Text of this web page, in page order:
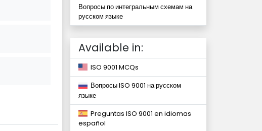
Вопросы по интегральным схемам на
русском языке
Available in:
ISO 9001 MCQs
Вопросы ISO 9001 на русском
языке
Preguntas ISO 9001 en idiomas
español